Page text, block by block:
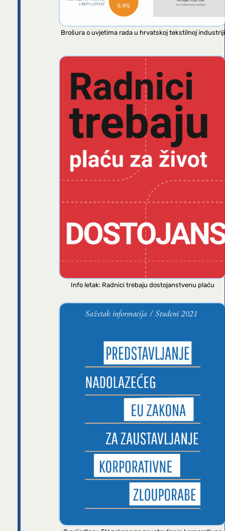
Brošura o uvjetima rada u hrvatskoj tekstilnoj industriji
Info letak: Radnici trebaju dostojanstvenu plaću